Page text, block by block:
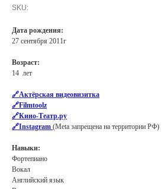
SKU:
Дата рождения:
27 сентября 2011г
Возраст:
14 лет
🔗Актёрская видеовизитка
🔗Filmtoolz
🔗Кино-Театр.ру
🔗Instagram (Meta запрещена на территории РФ)
Навыки:
Фортепиано
Вокал
Английский язык